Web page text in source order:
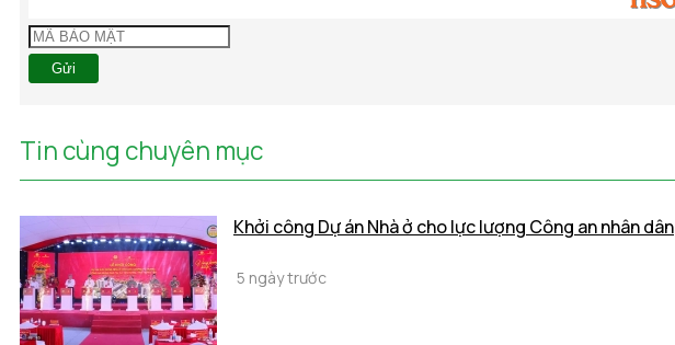
Gửi
Tin cùng chuyên mục
Khởi công Dự án Nhà ở cho lực lượng Công an nhân dân
5 ngày trước